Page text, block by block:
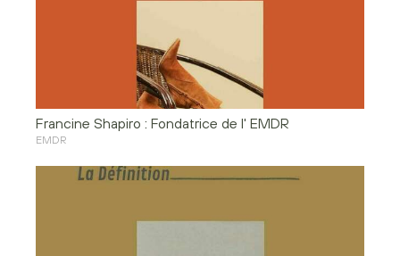
Francine Shapiro : Fondatrice de l' EMDR
EMDR